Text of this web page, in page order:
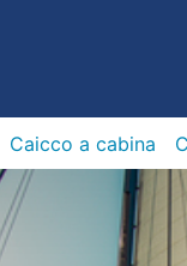
Caicco a cabina